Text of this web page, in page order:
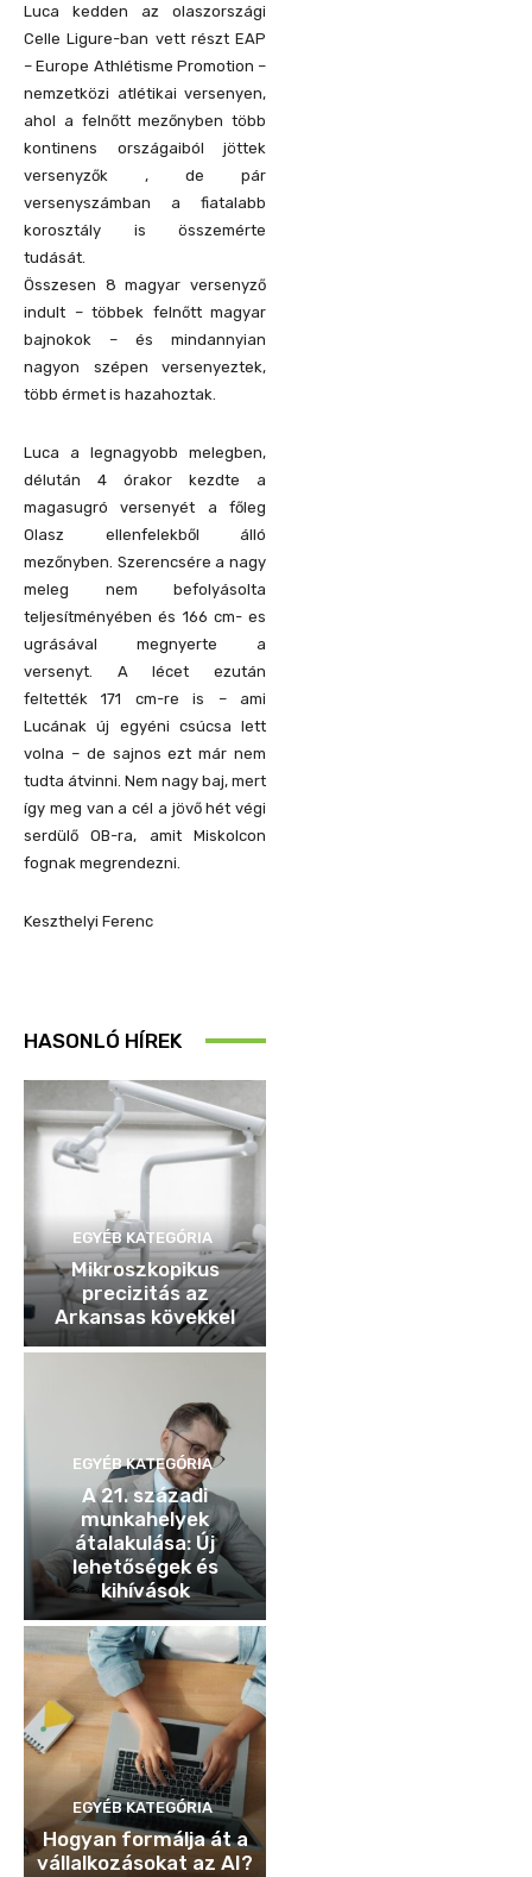
Luca kedden az olaszországi
Celle Ligure-ban vett részt EAP
– Europe Athlétisme Promotion –
nemzetközi atlétikai versenyen,
ahol a felnőtt mezőnyben több
kontinens országaiból jöttek
versenyzők , de pár
versenyszámban a fiatalabb
korosztály is összemérte
tudását.
Összesen 8 magyar versenyző
indult – többek felnőtt magyar
bajnokok – és mindannyian
nagyon szépen versenyeztek,
több érmet is hazahoztak.
Luca a legnagyobb melegben,
délután 4 órakor kezdte a
magasugró versenyét a főleg
Olasz ellenfelekből álló
mezőnyben. Szerencsére a nagy
meleg nem befolyásolta
teljesítményében és 166 cm- es
ugrásával megnyerte a
versenyt. A lécet ezután
feltették 171 cm-re is – ami
Lucának új egyéni csúcsa lett
volna – de sajnos ezt már nem
tudta átvinni. Nem nagy baj, mert
így meg van a cél a jövő hét végi
serdülő OB-ra, amit Miskolcon
fognak megrendezni.
Keszthelyi Ferenc
HASONLÓ HÍREK
EGYÉB KATEGÓRIA
Mikroszkopikus
precizitás az
Arkansas kövekkel
EGYÉB KATEGÓRIA
A 21. századi
munkahelyek
átalakulása: Új
lehetőségek és
kihívások
EGYÉB KATEGÓRIA
Hogyan formálja át a
vállalkozásokat az AI?